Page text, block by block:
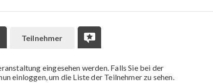
Teilnehmer
eingesehen werden. Falls Sie bei der
einloggen, um die Liste der Teilnehmer zu sehen.